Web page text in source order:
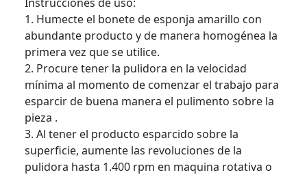
1. Humecte el bonete de esponja amarillo con
abundante producto y de manera homogénea la
primera vez que se utilice.
2. Procure tener la pulidora en la velocidad
mínima al momento de comenzar el trabajo para
esparcir de buena manera el pulimento sobre la
pieza .
3. Al tener el producto esparcido sobre la
superficie, aumente las revoluciones de la
pulidora hasta 1.400 rpm en maquina rotativa o